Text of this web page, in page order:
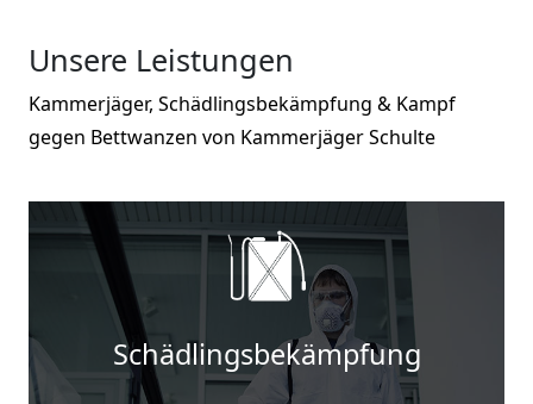
Unsere Leistungen
Kammerjäger, Schädlingsbekämpfung & Kampf
gegen Bettwanzen von Kammerjäger Schulte
Schädlingsbekämpfung